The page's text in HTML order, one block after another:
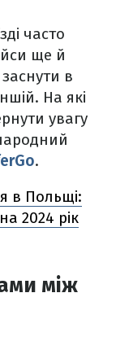
часто
ще й
в
На які
увагу
.
в Польщі:
2024 рік
між